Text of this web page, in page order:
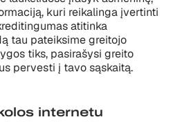
kuri reikalinga įvertinti
atitinka
tau pateiksime greitojo
tiks, pasirašysi greito
pervesti į tavo sąskaitą.
internetu